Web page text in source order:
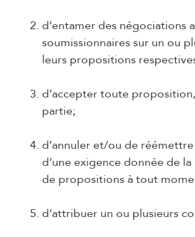
d’entamer des négociations
soumissionnaires sur un ou
leurs propositions
d’accepter toute
partie;
d’annuler et/ou de
d’une exigence donnée de
de propositions à tout
d’attribuer un ou plusieurs